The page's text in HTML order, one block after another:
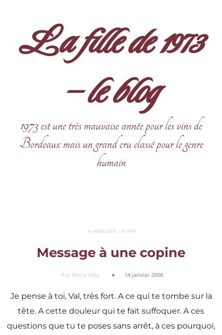
La fille de 1973
– le blog
1973 est une très mauvaise année pour les vins de
Bordeaux mais un grand cru classé pour le genre
humain
e-maturité e-moi
Message à une copine
Par Marie Véja 14 janvier 2008
Je pense à toi, Val, très fort. A ce qui te tombe sur la
tête. A cette douleur qui te fait suffoquer. A ces
questions que tu te poses sans arrêt, à ces pourquoi,